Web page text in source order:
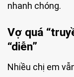
nhanh chóng.
Vợ quá
“diễn”
Nhiều chị em